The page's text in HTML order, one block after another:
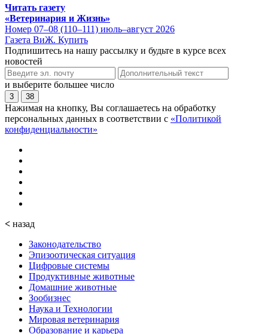
Читать газету
«Ветеринария и Жизнь»
Номер 07–08 (110–111) июль–август 2026
Газета ВиЖ. Купить
Подпишитесь на нашу рассылку и будьте в курсе всех
новостей
и выберите большее число
3 38
Нажимая на кнопку, Вы соглашаетесь на обработку
персональных данных в соответствии с «Политикой
конфиденциальности»
< назад
Законодательство
Эпизоотическая ситуация
Цифровые системы
Продуктивные животные
Домашние животные
Зообизнес
Наука и Технологии
Мировая ветеринария
Образование и карьера